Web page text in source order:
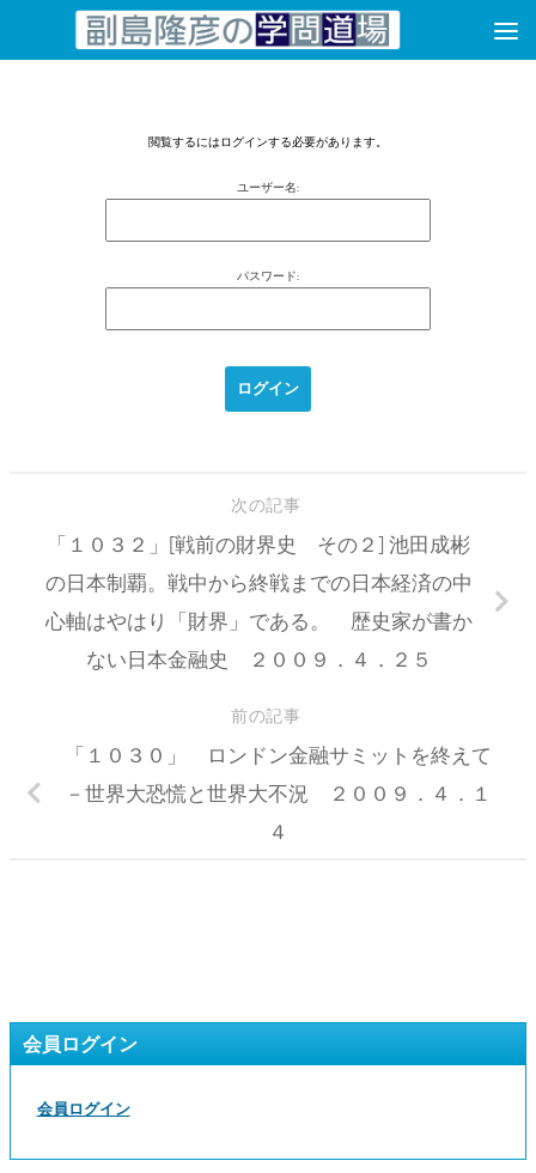
コンテンツへスキップ
閲覧するにはログインする必要があります。
ユーザー名:
パスワード:
次の記事
「１０３２」[戦前の財界史 その２] 池田成彬
の日本制覇。戦中から終戦までの日本経済の中
心軸はやはり「財界」である。 歴史家が書か
ない日本金融史 ２００９．４．２５
前の記事
「１０３０」 ロンドン金融サミットを終えて
－世界大恐慌と世界大不況 ２００９．４．１
４
会員ログイン
会員ログイン